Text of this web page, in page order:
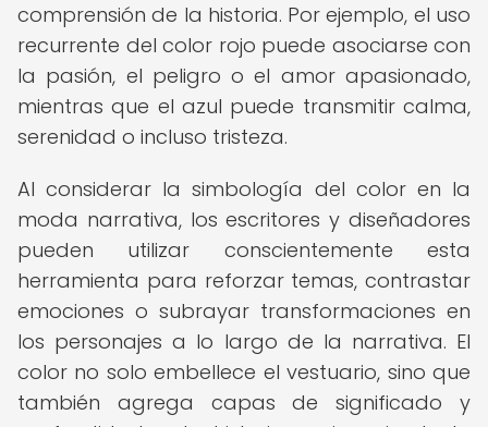
comprensión de la historia. Por ejemplo, el uso
recurrente del color rojo puede asociarse con
la pasión, el peligro o el amor apasionado,
mientras que el azul puede transmitir calma,
serenidad o incluso tristeza.
Al considerar la simbología del color en la
moda narrativa, los escritores y diseñadores
pueden utilizar conscientemente esta
herramienta para reforzar temas, contrastar
emociones o subrayar transformaciones en
los personajes a lo largo de la narrativa. El
color no solo embellece el vestuario, sino que
también agrega capas de significado y